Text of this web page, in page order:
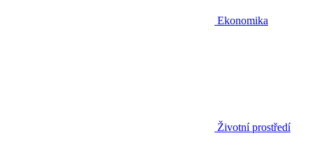
Ekonomika
Životní prostředí